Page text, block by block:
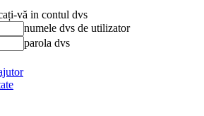
vă in contul dvs
numele dvs de utilizator
parola dvs